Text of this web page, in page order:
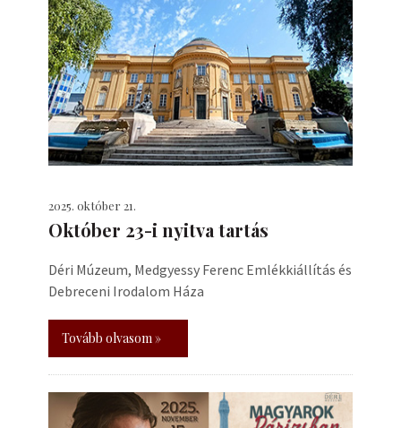
2025. október 21.
Október 23-i nyitva tartás
Déri Múzeum, Medgyessy Ferenc Emlékkiállítás és
Debreceni Irodalom Háza
Tovább olvasom »